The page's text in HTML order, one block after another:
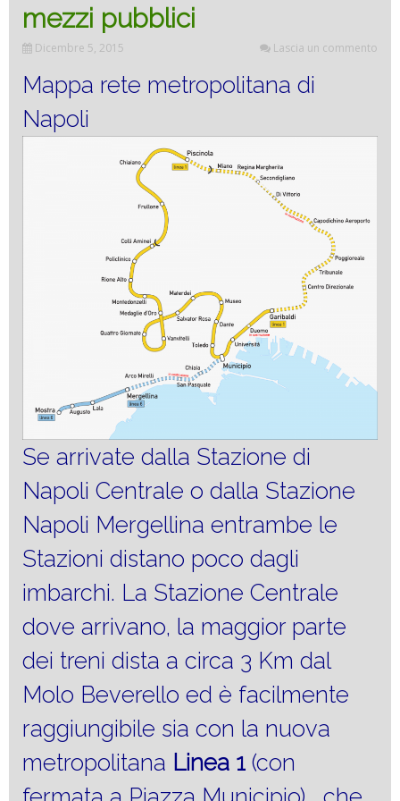
mezzi pubblici
Dicembre 5, 2015 Lascia un commento
Mappa rete metropolitana di
Napoli
Se arrivate dalla Stazione di
Napoli Centrale o dalla Stazione
Napoli Mergellina entrambe le
Stazioni distano poco dagli
imbarchi. La Stazione Centrale
dove arrivano, la maggior parte
dei treni dista a circa 3 Km dal
Molo Beverello ed è facilmente
raggiungibile sia con la nuova
metropolitana Linea 1 (con